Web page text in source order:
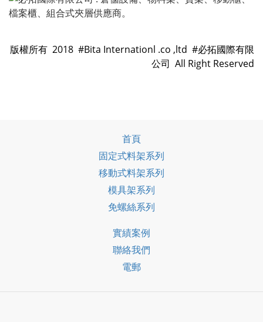
版權所有 2018 #Bita Internationl .co ,ltd #必拓國際有限
公司 All Right Reserved
首頁
固定式料架系列
移動式料架系列
模具架系列
免螺絲系列
實績案例
聯絡我們
電郵